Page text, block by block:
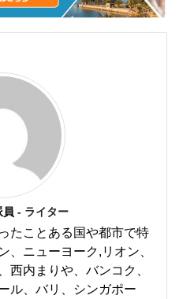
員 - ライター
たことある国や都市で特
、ニューヨーク,リオン、
西内まりや、バンコク、
ル、バリ、シンガポー